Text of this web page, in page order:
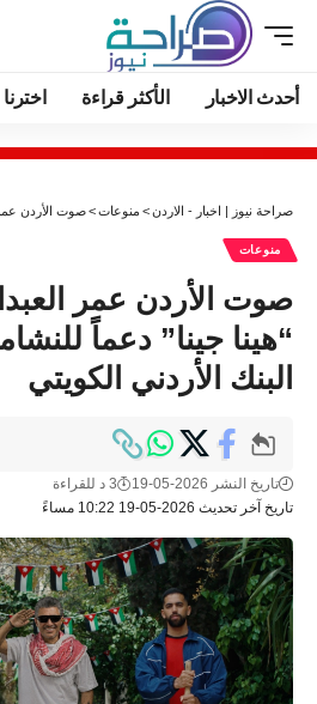
أحدث الاخبار الأكثر قراءة
صراحة نيوز | اخبار - الاردن> منوعات>صوت الأردن عمر
منوعات
صوت الأردن عمر
“هينا جينا” دعماً
البنك الأردني الكويتي
تاريخ آخر تحديث 2026-05-19 10:22 مساءً
تاريخ النشر 2026-05-19 3 د للقراءة